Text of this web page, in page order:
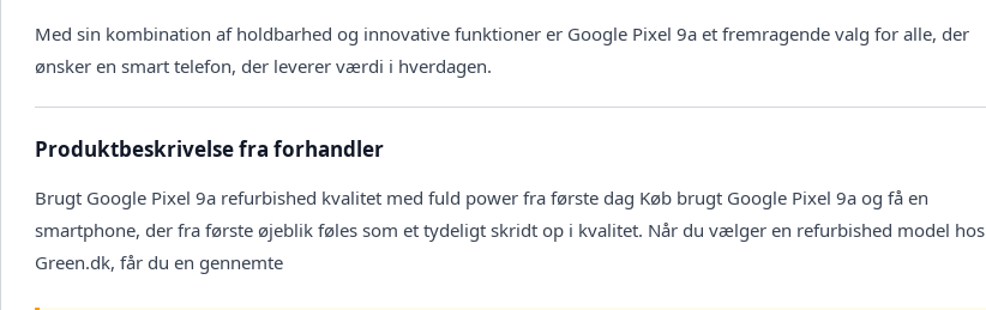
Med sin kombination af holdbarhed og innovative funktioner er Google Pixel 9a et fremragende valg for alle, der
ønsker en smart telefon, der leverer værdi i hverdagen.
Produktbeskrivelse fra forhandler
Brugt Google Pixel 9a refurbished kvalitet med fuld power fra første dag Køb brugt Google Pixel 9a og få en
smartphone, der fra første øjeblik føles som et tydeligt skridt op i kvalitet. Når du vælger en refurbished model hos
Green.dk, får du en gennemte